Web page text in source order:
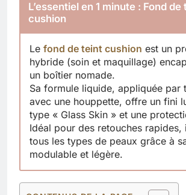
L’essentiel en 1 minute : Fond de
cushion
Le fond de teint cushion est un
hybride (soin et maquillage)
un boîtier nomade.
Sa formule liquide, appliquée par
avec une houppette, offre un fini
type « Glass Skin » et une
Idéal pour des retouches rapides,
tous les types de peaux grâce à
modulable et légère.